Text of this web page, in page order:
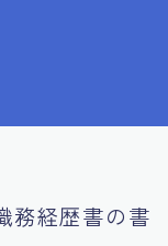
類
務経歴書の書